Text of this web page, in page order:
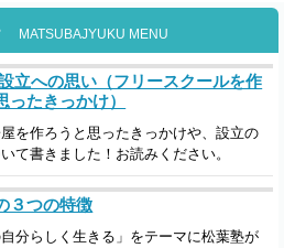
MATSUBAJYUKU MENU
立への思い（フリースクールを作
ったきっかけ）
を作ろうと思ったきっかけや、設立の
て書きました！お読みください。
３つの特徴
自分らしく生きる」をテーマに松葉塾が